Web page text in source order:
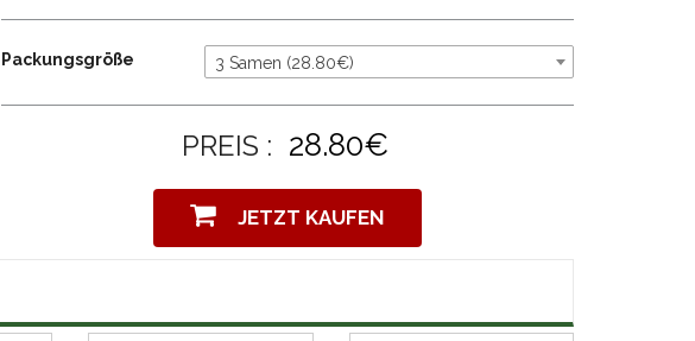
Packungsgröße 3 Samen (28.80€)
PREIS : 28.80€
JETZT KAUFEN